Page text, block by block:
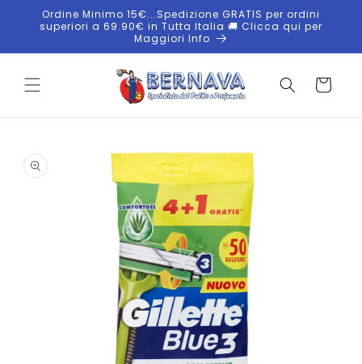
direttamente
ai contenuti
Ordine Minimo 15€...Spedizione GRATIS per ordini
superiori a 69.90€ in Tutta Italia 🚚 Clicca qui per
Maggiori Info
Carrello
informazioni
sul
prodotto